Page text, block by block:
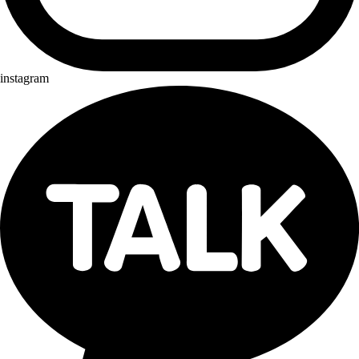
instagram